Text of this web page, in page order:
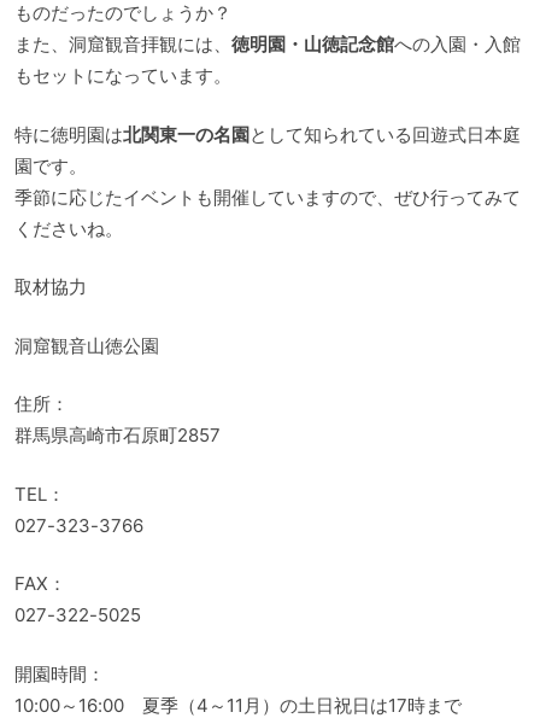
ものだったのでしょうか？
また、洞窟観音拝観には、 徳明園・山徳記念館への入園・入館
もセットになっています。
特に徳明園は北関東一の名園として知られている回遊式日本庭
園です。
季節に応じたイベントも開催していますので、ぜひ行ってみて
くださいね。
取材協力
洞窟観音山徳公園
住所：
群馬県高崎市石原町2857
TEL：
027-323-3766
FAX：
027-322-5025
開園時間：
10:00～16:00 夏季（4～11月）の土日祝日は17時まで